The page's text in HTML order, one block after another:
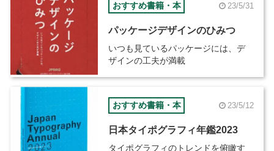
おすすめ書籍・本 23/5/31
パッケージデザインのひみつ
いつも見ているパッケージには、デ
ザインの工夫が満載
おすすめ書籍・本 23/5/12
日本タイポグラフィ年鑑2023
タイポグラフィのトレンドを俯瞰す